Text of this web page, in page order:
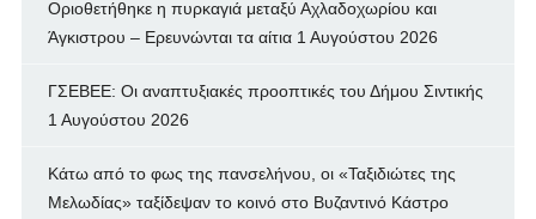
Οριοθετήθηκε η πυρκαγιά μεταξύ Αχλαδοχωρίου και
Άγκιστρου – Ερευνώνται τα αίτια 1 Αυγούστου 2026
ΓΣΕΒΕΕ: Οι αναπτυξιακές προοπτικές του Δήμου Σιντικής
1 Αυγούστου 2026
Κάτω από το φως της πανσελήνου, οι «Ταξιδιώτες της
Μελωδίας» ταξίδεψαν το κοινό στο Βυζαντινό Κάστρο